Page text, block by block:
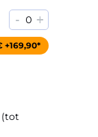
- 0 +
+169,90*
(tot